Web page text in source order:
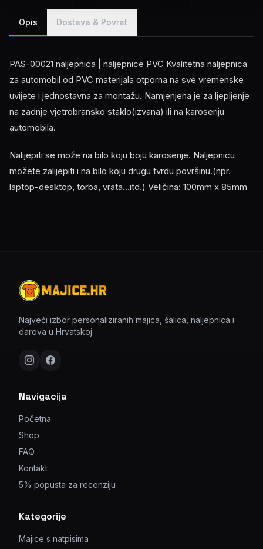
Opis Dostava & Povrat
PAS-00021 naljepnica | naljepnice PVC Kvalitetna naljepnica
za automobil od PVC materijala otporna na sve vremenske
uvijete i jednostavna za montažu. Namjenjena je za ljepljenje
na zadnje vjetrobransko staklo(izvana) ili na karoseriju
automobila.
Nalijepiti se može na bilo koju boju karoserije. Naljepnicu
možete zalijepiti i na bilo koju drugu tvrdu površinu.(npr.
laptop-desktop, torba, vrata...itd.) Veličina: 100mm x 85mm
Najveći izbor personaliziranih majica, šalica, naljepnica i
darova u Hrvatskoj.
Navigacija
Početna
Shop
FAQ
Kontakt
5% popusta za recenziju
Kategorije
Majice s natpisima